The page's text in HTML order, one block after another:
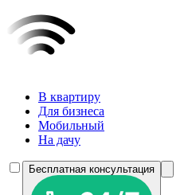
В квартиру
Для бизнеса
Мобильный
На дачу
Бесплатная консультация